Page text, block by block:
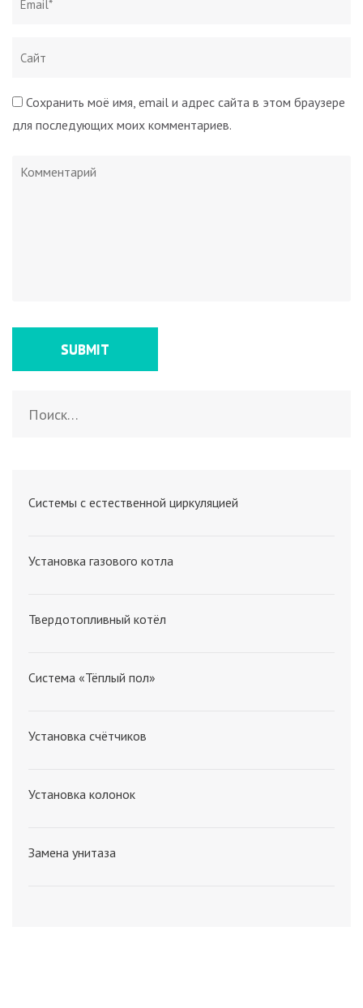
Сохранить моё имя, email и адрес сайта в этом браузере
для последующих моих комментариев.
Системы с естественной циркуляцией
Установка газового котла
Твердотопливный котёл
Система «Тёплый пол»
Установка счётчиков
Установка колонок
Замена унитаза